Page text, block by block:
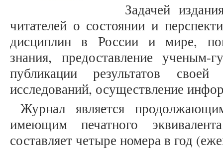
Задачей
читателей о состоянии и
дисциплин в России и мире,
знания, предоставление ученым-
публикации результатов
исследований, осуществление
Журнал является
имеющим печатного
составляет четыре номера в год